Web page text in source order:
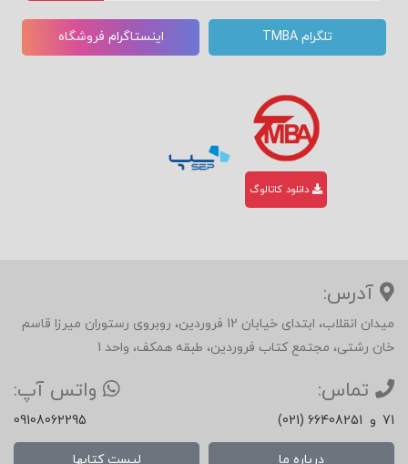
تلگرام TMBA اینستاگرام فروشگاه
دانلود کاتالوگ
آدرس:
میدان انقلاب، ابتدای خیابان 12 فروردین، روبروی رستوران میرزا قاسم
خان رشتی، مجتمع کتاب فروردین، طبقه همکف، واحد 1
تماس:
(021) 66408251 و 71
واتس آپ:
09108062295
درباره ما لیست کتابها